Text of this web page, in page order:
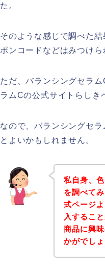
た。
そのような感じで調べた
ポンコードなどはみつけら
ただ、バランシングセラ
ラムCの公式サイトらしき
なので、バランシングセ
とよいかもしれません。
私自身、
を調べて
式ページ
入するこ
商品に興
かがでし